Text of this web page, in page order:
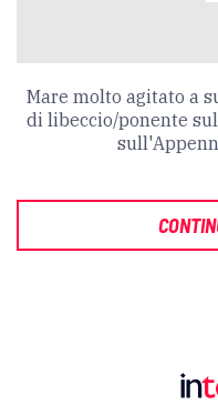
Mare molto agitato a
di libeccio/ponente